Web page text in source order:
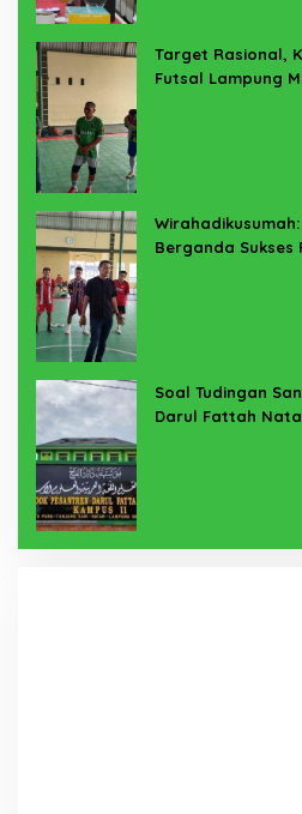
Target Rasional,
Futsal Lampung
Berganda Sukses
Soal Tudingan
Darul Fattah